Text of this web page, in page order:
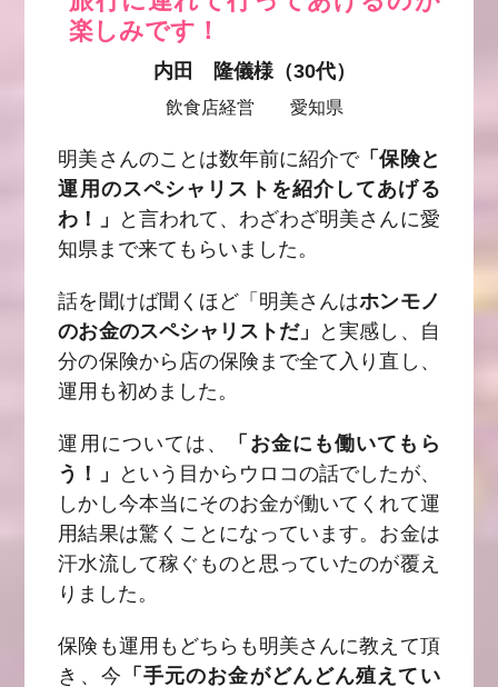
楽しみです！
内田 隆儀様（30代）
飲食店経営 愛知県
明美さんのことは数年前に紹介で「保険と
運用のスペシャリストを紹介してあげる
わ！」
と言われて、わざわざ明美さんに愛
知県まで来てもらいました。
話を聞けば聞くほど 「明美さんはホンモノ
のお金のスペシャリストだ」
と実感し、自
分の保険から店の保険まで全て入り直し、
運用も初めました。
運用については、
「お金にも働いてもら
う！」
という目からウロコの話でしたが、
しかし今本当にそのお金が働いてくれて運
用結果は驚くことになっています。お金は
汗水流して稼ぐものと思っていたのが覆え
りました。
保険も運用もどちらも明美さんに教えて頂
き、今 「手元のお金がどんどん殖えてい